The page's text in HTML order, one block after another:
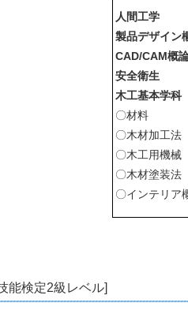
人間工学
製品デザイン
CAD/CAM概
安全衛生
木工基本学科
〇材料
〇木材加工法
〇木工用機械
〇木材塗装法
〇インテリア
検定2級レベル]